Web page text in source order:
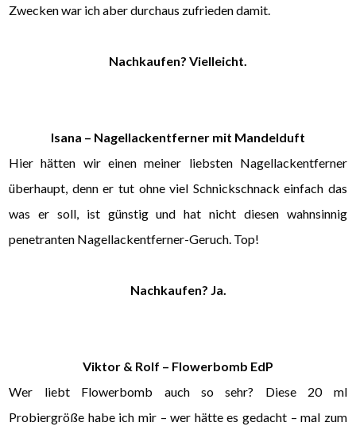
Zwecken war ich aber durchaus zufrieden damit.
Nachkaufen? Vielleicht.
Isana – Nagellackentferner mit Mandelduft
Hier hätten wir einen meiner liebsten Nagellackentferner
überhaupt, denn er tut ohne viel Schnickschnack einfach das
was er soll, ist günstig und hat nicht diesen wahnsinnig
penetranten Nagellackentferner-Geruch. Top!
Nachkaufen? Ja.
Viktor & Rolf – Flowerbomb EdP
Wer liebt Flowerbomb auch so sehr? Diese 20 ml
Probiergröße habe ich mir – wer hätte es gedacht – mal zum